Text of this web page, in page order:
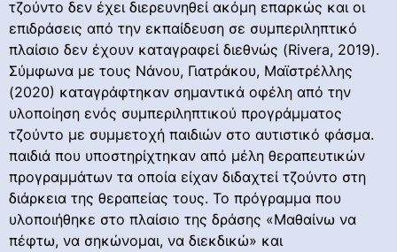
τζούντο δεν έχει διερευνηθεί ακόμη επαρκώς και οι
επιδράσεις από την εκπαίδευση σε συμπεριληπτικό
πλαίσιο δεν έχουν καταγραφεί διεθνώς (Rivera, 2019).
Σύμφωνα με τους Νάνου, Γιατράκου, Μαϊστρέλλης
(2020) καταγράφτηκαν σημαντικά οφέλη από την
υλοποίηση ενός συμπεριληπτικού προγράμματος
τζούντο με συμμετοχή παιδιών στο αυτιστικό φάσμα.
παιδιά που υποστηρίχτηκαν από μέλη θεραπευτικών
προγραμμάτων τα οποία είχαν διδαχτεί τζούντο στη
διάρκεια της θεραπείας τους. Το πρόγραμμα που
υλοποιήθηκε στο πλαίσιο της δράσης «Μαθαίνω να
πέφτω, να σηκώνομαι, να διεκδικώ» και